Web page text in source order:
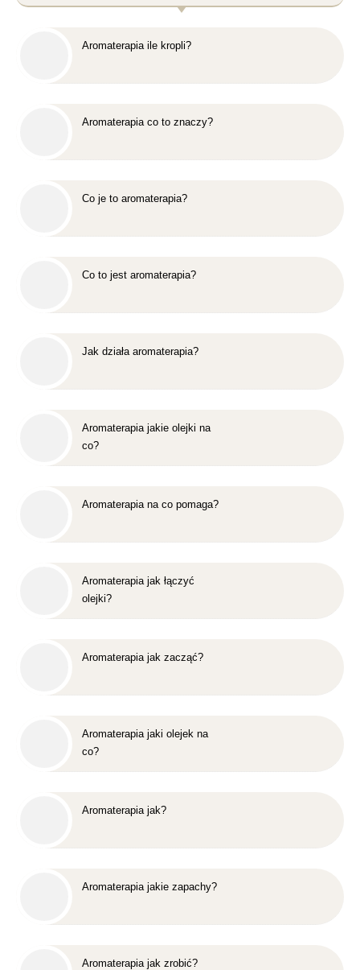
Aromaterapia ile kropli?
Aromaterapia co to znaczy?
Co je to aromaterapia?
Co to jest aromaterapia?
Jak działa aromaterapia?
Aromaterapia jakie olejki na
co?
Aromaterapia na co pomaga?
Aromaterapia jak łączyć
olejki?
Aromaterapia jak zacząć?
Aromaterapia jaki olejek na
co?
Aromaterapia jak?
Aromaterapia jakie zapachy?
Aromaterapia jak zrobić?